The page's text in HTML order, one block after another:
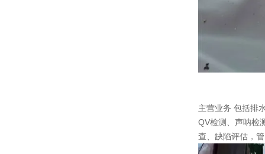
主营业务 包括排
QV检测、声呐检
查、缺陷评估，